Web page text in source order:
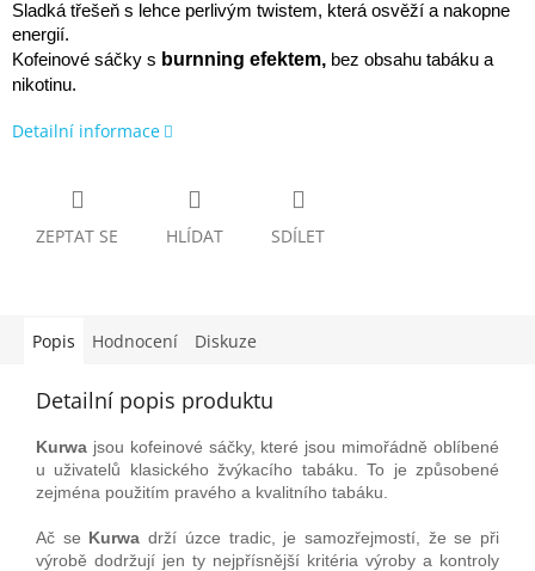
Sladká třešeň s lehce perlivým twistem, která osvěží a nakopne
energií.
Kofeinové sáčky s burnning efektem, bez obsahu tabáku a
nikotinu.
Detailní informace
ZEPTAT SE HLÍDAT SDÍLET
Popis Hodnocení Diskuze
Detailní popis produktu
Kurwa jsou kofeinové sáčky, které jsou mimořádně oblíbené
u uživatelů
klasického žvýkacího tabáku.
To je způsobené
zejména použitím pravého a kvalitního tabáku.
Ač se Kurwa drží úzce tradic, je samozřejmostí, že se při
výrobě dodržují jen ty nejpřísnější kritéria výroby a kontroly